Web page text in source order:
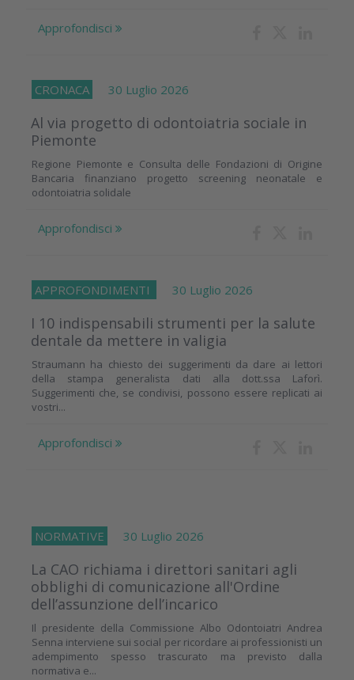
Approfondisci
CRONACA 30 Luglio 2026
Al via progetto di odontoiatria sociale in
Piemonte
Regione Piemonte e Consulta delle Fondazioni di Origine
Bancaria finanziano progetto screening neonatale e
odontoiatria solidale
Approfondisci
APPROFONDIMENTI 30 Luglio 2026
I 10 indispensabili strumenti per la salute
dentale da mettere in valigia
Straumann ha chiesto dei suggerimenti da dare ai lettori
della stampa generalista dati alla dott.ssa Laforì.
Suggerimenti che, se condivisi, possono essere replicati ai
vostri...
Approfondisci
NORMATIVE 30 Luglio 2026
La CAO richiama i direttori sanitari agli
obblighi di comunicazione all'Ordine
dell’assunzione dell’incarico
Il presidente della Commissione Albo Odontoiatri Andrea
Senna interviene sui social per ricordare ai professionisti un
adempimento spesso trascurato ma previsto dalla
normativa e...